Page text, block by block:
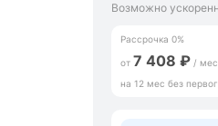
Возможно
Рассрочка 0%
от 7 408 ₽ / мес
на 12 мес без